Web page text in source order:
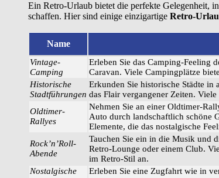
Ein Retro-Urlaub bietet die perfekte Gelegenheit,
schaffen. Hier sind einige einzigartige Retro-
Name
Vintage-
Camping
Erleben Sie das Camping-Feeling
Caravan. Viele Campingplätze
Historische
Stadtführungen
Erkunden Sie historische Städte in
das Flair vergangener Zeiten.
Oldtimer-
Rallyes
Nehmen Sie an einer Oldtimer-
Auto durch landschaftlich schöne
Elemente, die das nostalgische
Rock’n’Roll-
Abende
Tauchen Sie ein in die Musik und
Retro-Lounge oder einem Club.
im Retro-Stil an.
Nostalgische
Erleben Sie eine Zugfahrt wie in